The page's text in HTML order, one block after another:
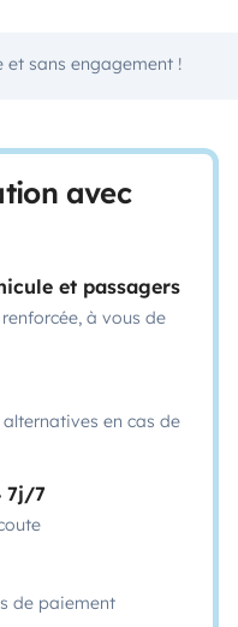
sans engagement !
avec
et passagers
à vous de
en cas de
7j/7
de paiement